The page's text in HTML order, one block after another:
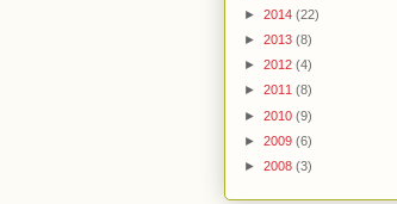
► 2014 (22)
► 2013 (8)
► 2012 (4)
► 2011 (8)
► 2010 (9)
► 2009 (6)
► 2008 (3)